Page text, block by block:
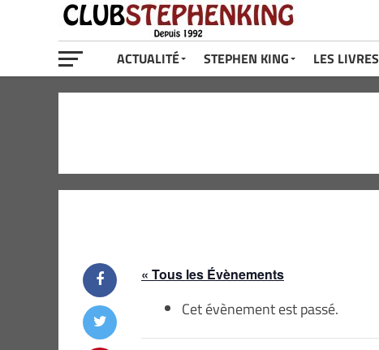
ACTUALITÉ STEPHEN KING LES LIVRES
« Tous les Évènements
Cet évènement est passé.